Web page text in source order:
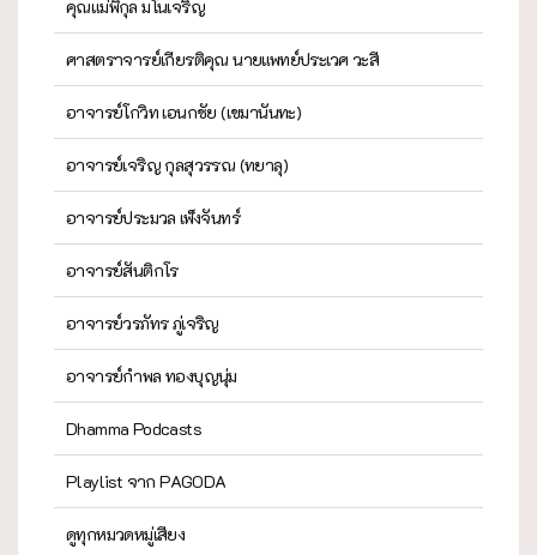
คุณแม่พิกุล มโนเจริญ
ศาสตราจารย์เกียรติคุณ นายแพทย์ประเวศ วะสี
อาจารย์โกวิท เอนกชัย (เขมานันทะ)
อาจารย์เจริญ กุลสุวรรณ (ทยาลุ)
อาจารย์ประมวล เพ็งจันทร์
อาจารย์สันติกโร
อาจารย์วรภัทร ภู่เจริญ
อาจารย์กำพล ทองบุญนุ่ม
Dhamma Podcasts
Playlist จาก PAGODA
ดูทุกหมวดหมู่เสียง